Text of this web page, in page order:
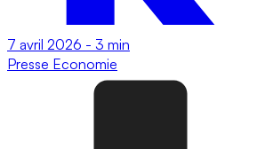
7 avril 2026 - 3 min
Presse Economie